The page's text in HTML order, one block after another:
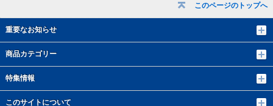
このページのトップへ
重要なお知らせ
商品カテゴリー
特集情報
このサイトについて